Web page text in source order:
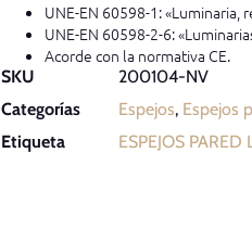
UNE-EN 60598-1: «Luminaria,
UNE-EN 60598-2-6:
Acorde con la normativa CE.
SKU
200104-NV
Categorías
Espejos, Espejos
Etiqueta
ESPEJOS PARED